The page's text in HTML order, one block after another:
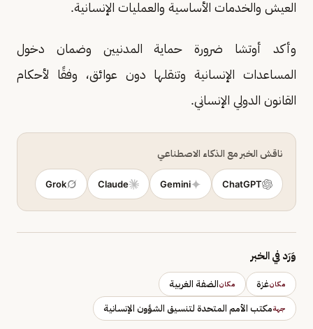
العيش والخدمات الأساسية والعمليات الإنسانية.
وأكد أوتشا ضرورة حماية المدنيين وضمان دخول
المساعدات الإنسانية وتنقلها دون عوائق، وفقًا لأحكام
القانون الدولي الإنساني.
ناقش الخبر مع الذكاء الاصطناعي
ChatGPT
Gemini
Claude
Grok
وَرَد في الخبر
مكانغزة مكانالضفة الغربية
جهةمكتب الأمم المتحدة لتنسيق الشؤون الإنسانية